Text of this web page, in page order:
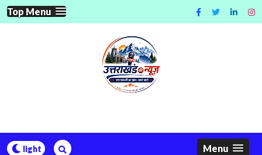
Skip
to
Top Menu
Menu